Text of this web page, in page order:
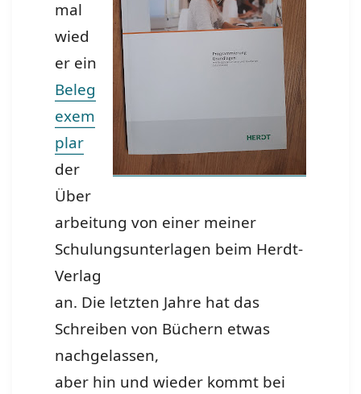
mal
wied
er ein
Beleg
exem
plar
der
Über
arbeitung von einer meiner
Schulungsunterlagen beim Herdt-
Verlag
an. Die letzten Jahre hat das
Schreiben von Büchern etwas
nachgelassen,
aber hin und wieder kommt bei